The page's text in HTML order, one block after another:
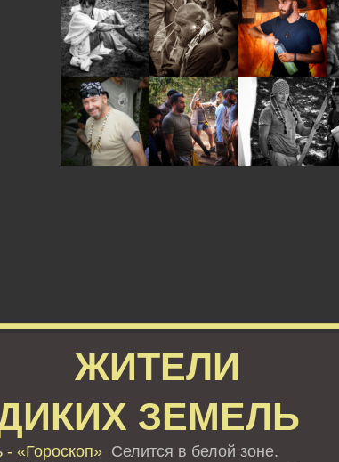
ЖИТЕЛИ
ЗЕМЕЛЬ
- «Гороскоп»Селится в белой зоне.